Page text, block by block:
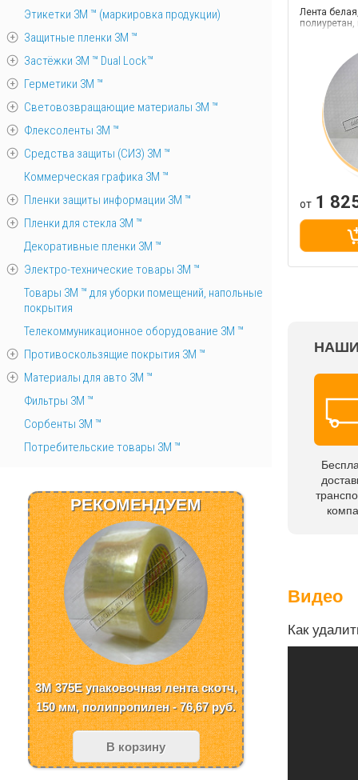
Лента
полиуретан,
от 1
Видео
Как
Этикетки 3М ™ (маркировка продукции)
Защитные пленки 3М ™
Застёжки 3М ™ Dual Lock™
Герметики 3М ™
Световозвращающие материалы 3М ™
Флексоленты 3М ™
Средства защиты (СИЗ) 3M ™
Коммерческая графика 3М ™
Пленки защиты информации 3М ™
Пленки для стекла 3М ™
Декоративные пленки 3М ™
Электро-технические товары 3М ™
Товары 3М ™ для уборки помещений, напольные
покрытия
Телекоммуникационное оборудование 3М ™
Противоскользящие покрытия 3М ™
Материалы для авто 3М ™
Фильтры 3М ™
Сорбенты 3М ™
Потребительские товары 3М ™
РЕКОМЕНДУЕМ
3M 375E упаковочная лента скотч,
150 мм, полипропилен - 76,67руб.
В корзину